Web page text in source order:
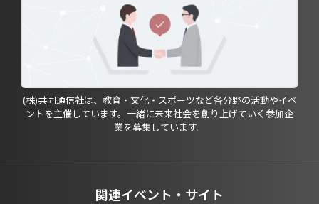
(株)共同通信社は、教育・文化・スポーツなど各分野の活動やイベ
ントを主催しています。一緒に未来社会を創り上げていく参加企
業を募集しています。
関連イベント・サイト